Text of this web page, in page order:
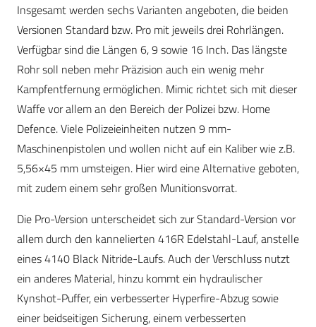
Insgesamt werden sechs Varianten angeboten, die beiden
Versionen Standard bzw. Pro mit jeweils drei Rohrlängen.
Verfügbar sind die Längen 6, 9 sowie 16 Inch. Das längste
Rohr soll neben mehr Präzision auch ein wenig mehr
Kampfentfernung ermöglichen. Mimic richtet sich mit dieser
Waffe vor allem an den Bereich der Polizei bzw. Home
Defence. Viele Polizeieinheiten nutzen 9 mm-
Maschinenpistolen und wollen nicht auf ein Kaliber wie z.B.
5,56×45 mm umsteigen. Hier wird eine Alternative geboten,
mit zudem einem sehr großen Munitionsvorrat.
Die Pro-Version unterscheidet sich zur Standard-Version vor
allem durch den kannelierten 416R Edelstahl-Lauf, anstelle
eines 4140 Black Nitride-Laufs. Auch der Verschluss nutzt
ein anderes Material, hinzu kommt ein hydraulischer
Kynshot-Puffer, ein verbesserter Hyperfire-Abzug sowie
einer beidseitigen Sicherung, einem verbesserten